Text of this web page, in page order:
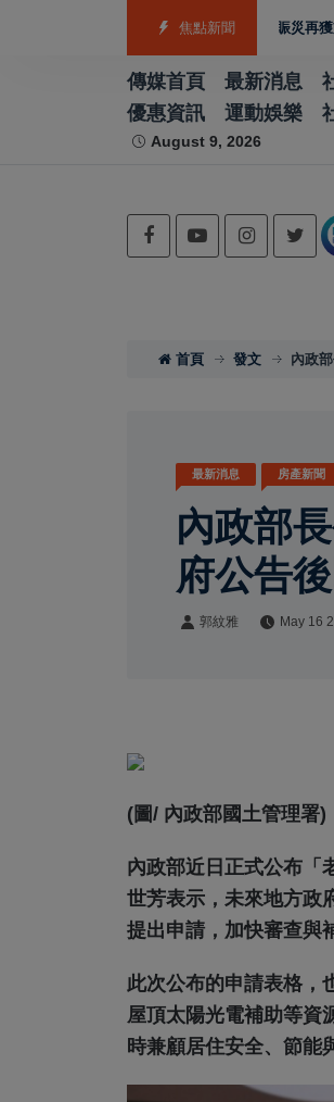
焦點新聞
日本熊本強震賑災再獲支持 台
傳媒首頁 最新消息
優惠資訊
運動娛樂
August 9, 2026
首頁 發文 內政
最新消息 房產新聞
內政部
府公告
郭紋雅 May 16
(圖/ 內政部國土管理署)
內政部近日正式公布「
世芳表示，未來地方政
提出申請，加快審查與
此次公布的申請表格，
屋頂太陽光電補助等資
時兼顧居住安全、節能